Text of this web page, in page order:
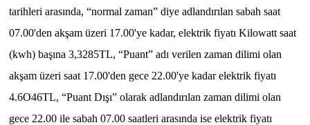
tarihleri arasında, “normal zaman” diye adlandırılan sabah saat
07.00'den akşam üzeri 17.00'ye kadar, elektrik fiyatı Kilowatt saat
(kwh) başına 3,3285TL, “Puant” adı verilen zaman dilimi olan
akşam üzeri saat 17.00'den gece 22.00'ye kadar elektrik fiyatı
4.6O46TL, “Puant Dışı” olarak adlandırılan zaman dilimi olan
gece 22.00 ile sabah 07.00 saatleri arasında ise elektrik fiyatı
ÖZEL HABER
SAĞLIK
SİYASET
SPOR